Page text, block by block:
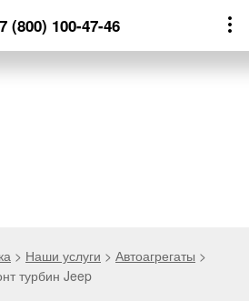
(800) 100-47-46
> Наши услуги > Автоагрегаты >
турбин Jeep